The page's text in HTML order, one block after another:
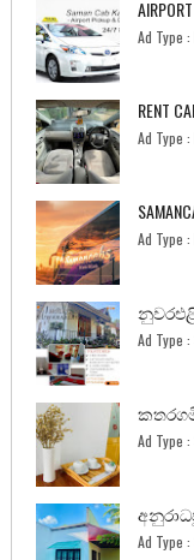
Ad Type
RENT
Ad Type
Ad Type
Ad Type
Ad Type
Ad Type